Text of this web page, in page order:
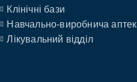
Клінічні бази
Навчально-виробнича
Лікувальний відділ